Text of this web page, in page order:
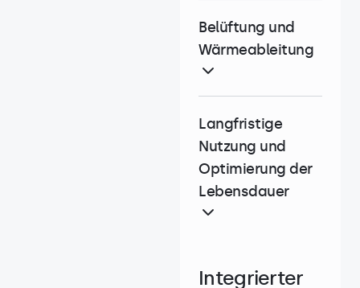
Belüftung und
Wärmeableitung
Langfristige
Nutzung und
Optimierung der
Lebensdauer
Integrierter